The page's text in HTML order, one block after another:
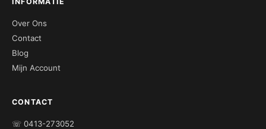
Over Ons
Contact
Blog
Mijn Account
CONTACT
☏ 0413-273052